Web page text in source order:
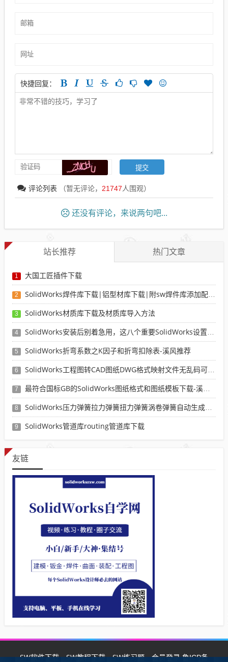
快捷回复：
评论列表 （暂无评论， 21747人围观）
还没有评论，来说两句吧...
站长推荐 热门文章
1 大国工匠插件下载
2 SolidWorks焊件库下载|铝型材库下载|附sw焊件库添加配置使用教程
3 SolidWorks材质库下载及材质库导入方法
4 SolidWorks安装后别着急用，这八个重要SolidWorks设置可以提高你的画图效率
5 SolidWorks折弯系数之K因子和折弯扣除表-溪风推荐
6 SolidWorks工程图转CAD图纸DWG格式映射文件无乱码可分层-溪风亲测推荐
7 最符合国标GB的SolidWorks图纸格式和图纸模板下载-溪风专用版
8 SolidWorks压力弹簧拉力弹簧扭力弹簧涡卷弹簧自动生成宏程序下载
9 SolidWorks管道库routing管道库下载
友链
SW软件下载 SW教程下载 SW练习题 会员登录鲁ICP备